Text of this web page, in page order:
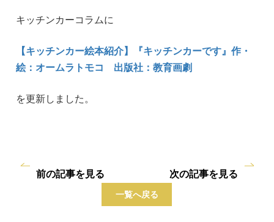
キッチンカーコラムに
【キッチンカー絵本紹介】『キッチンカーです』作・
絵：オームラトモコ 出版社：教育画劇
を更新しました。
前の記事を見る
一覧へ戻る
次の記事を見る